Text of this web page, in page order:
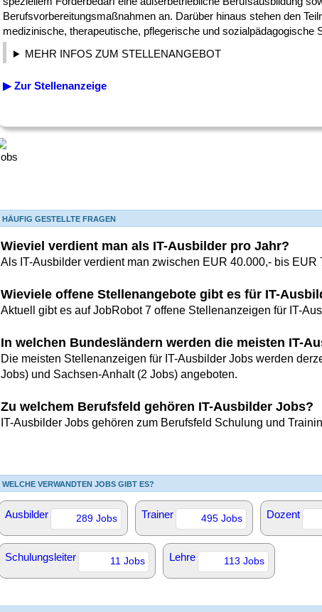
Berufsvorbereitungsmaßnahmen an. Darüber hinaus stehen den
medizinische, therapeutische, pflegerische und sozialpädagogische
MEHR INFOS ZUM STELLENANGEBOT
▶ Zur Stellenanzeige
HÄUFIG GESTELLTE FRAGEN
Wieviel verdient man als IT-Ausbilder pro Jahr?
Als IT-Ausbilder verdient man zwischen EUR 40.000,- bis EUR
Wieviele offene Stellenangebote gibt es für IT-
Aktuell gibt es auf JobRobot 7 offene Stellenanzeigen für IT-
In welchen Bundesländern werden die meisten IT-
Die meisten Stellenanzeigen für IT-Ausbilder Jobs werden
Jobs) und Sachsen-Anhalt (2 Jobs) angeboten.
Zu welchem Berufsfeld gehören IT-Ausbilder Jobs?
IT-Ausbilder Jobs gehören zum Berufsfeld Schulung und
WELCHE VERWANDTEN JOBS GIBT ES?
Ausbilder 289 Jobs Trainer 495 Jobs Dozent
Schulungsleiter 11 Jobs Lehre 113 Jobs